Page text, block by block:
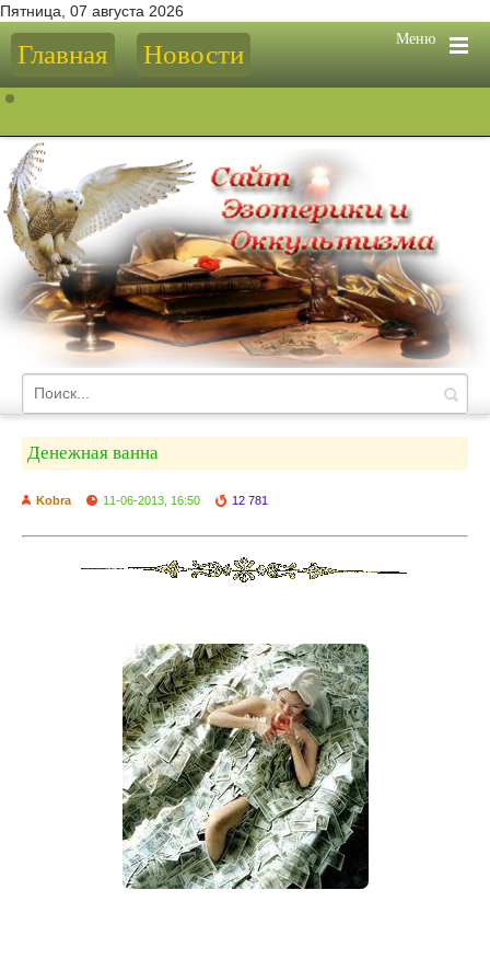
Пятница, 07 августа 2026
Меню
Главная Новости
Денежная ванна
Kobra 11-06-2013, 16:50 12 781